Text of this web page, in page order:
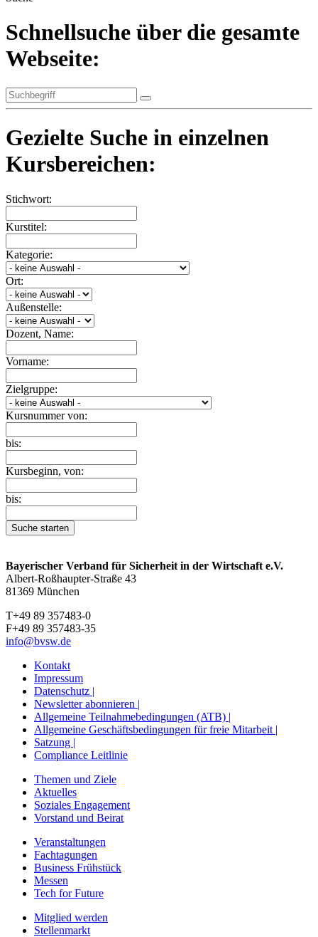
Schnellsuche über die gesamte
Webseite:
Gezielte Suche in einzelnen
Kursbereichen:
Stichwort:
Kurstitel:
Kategorie:
Ort:
Außenstelle:
Dozent, Name:
Vorname:
Zielgruppe:
Kursnummer von:
bis:
Kursbeginn, von:
bis:
Suche starten
Bayerischer Verband für Sicherheit in der Wirtschaft e.V.
Albert-Roßhaupter-Straße 43
81369 München
T+49 89 357483-0
F+49 89 357483-35
info@bvsw.de
Kontakt
Impressum
Datenschutz |
Newsletter abonnieren |
Allgemeine Teilnahmebedingungen (ATB) |
Allgemeine Geschäftsbedingungen für freie Mitarbeit |
Satzung |
Compliance Leitlinie
Themen und Ziele
Aktuelles
Soziales Engagement
Vorstand und Beirat
Veranstaltungen
Fachtagungen
Business Frühstück
Messen
Tech for Future
Mitglied werden
Stellenmarkt